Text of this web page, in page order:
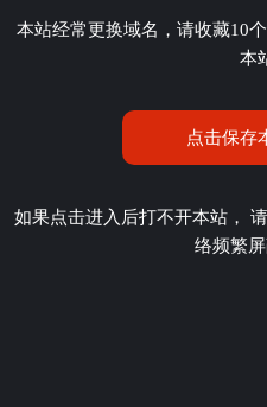
本站经常更换域名，请收藏10
本
点击保存
如果点击进入后打不开本站，
络频繁屏